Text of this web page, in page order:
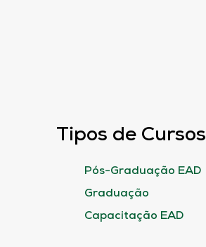
Tipos de Cursos
Pós-Graduação EAD
Graduação
Capacitação EAD